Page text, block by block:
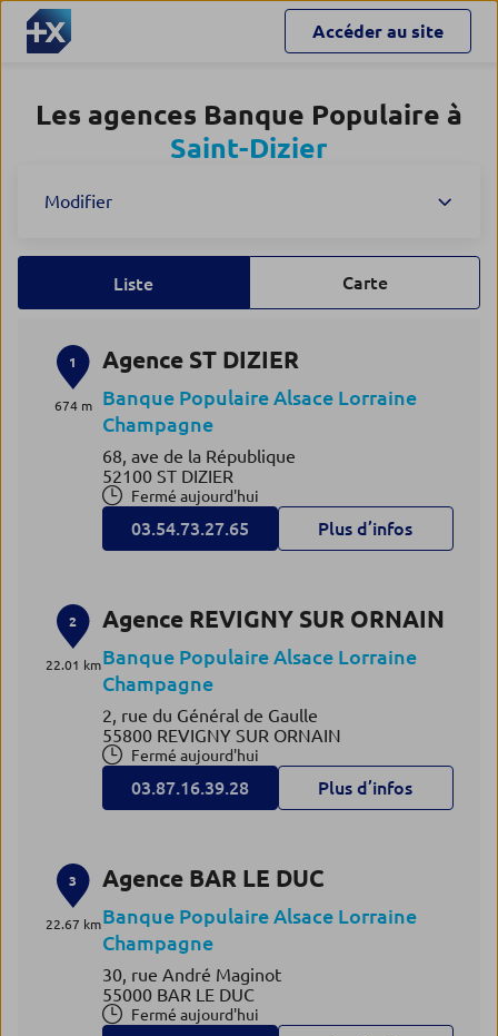
Accéder au site
Les agences Banque Populaire à
Saint-Dizier
Modifier
Liste Carte
1
674 m
Agence ST DIZIER
Banque Populaire Alsace Lorraine
Champagne
68, ave de la République
52100 ST DIZIER
Fermé aujourd'hui
03.54.73.27.65 Plus d’infos
2
22.01 km
Agence REVIGNY SUR ORNAIN
Banque Populaire Alsace Lorraine
Champagne
2, rue du Général de Gaulle
55800 REVIGNY SUR ORNAIN
Fermé aujourd'hui
03.87.16.39.28 Plus d’infos
3
22.67 km
Agence BAR LE DUC
Banque Populaire Alsace Lorraine
Champagne
30, rue André Maginot
55000 BAR LE DUC
Fermé aujourd'hui